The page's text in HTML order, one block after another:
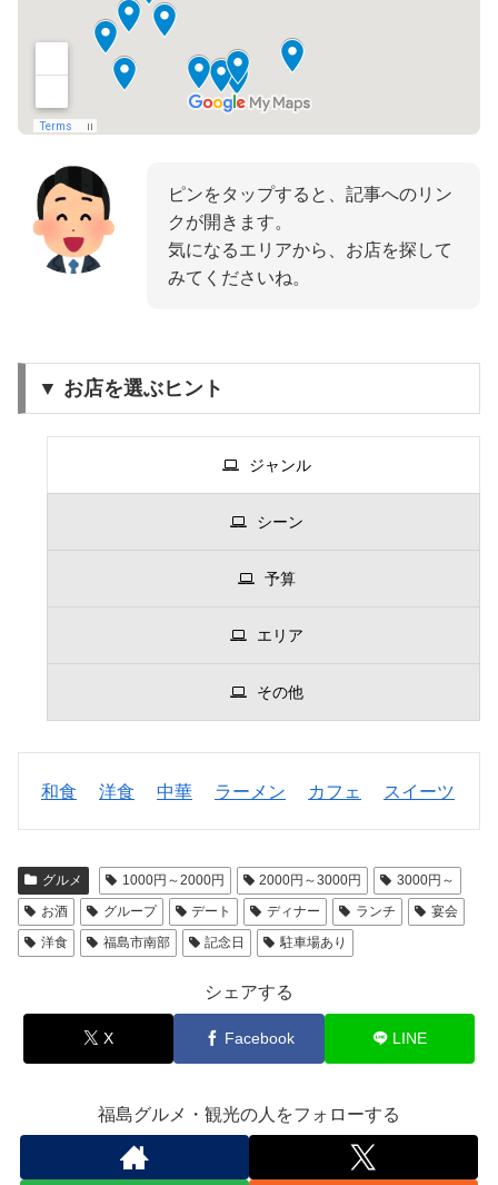
ピンをタップすると、記事へのリン
クが開きます。
気になるエリアから、お店を探して
みてくださいね。
▼ お店を選ぶヒント
ジャンル
シーン
予算
エリア
その他
和食 洋食 中華 ラーメン カフェ スイーツ
グルメ 1000円～2000円 2000円～3000円
3000円～
お酒
グループ デート ディナー ランチ
宴会
洋食
福島市南部 記念日 駐車場あり
シェアする
X Facebook LINE
福島グルメ・観光の人をフォローする